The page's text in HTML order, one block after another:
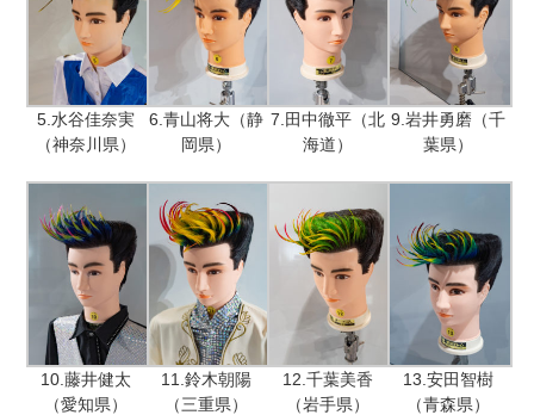
5.水谷佳奈実
（神奈川県）
6.青山将大（静
岡県）
7.田中徹平（北
海道）
9.岩井勇磨（千
葉県）
10.藤井健太
（愛知県）
11.鈴木朝陽
（三重県）
12.千葉美香
（岩手県）
13.安田智樹
（青森県）